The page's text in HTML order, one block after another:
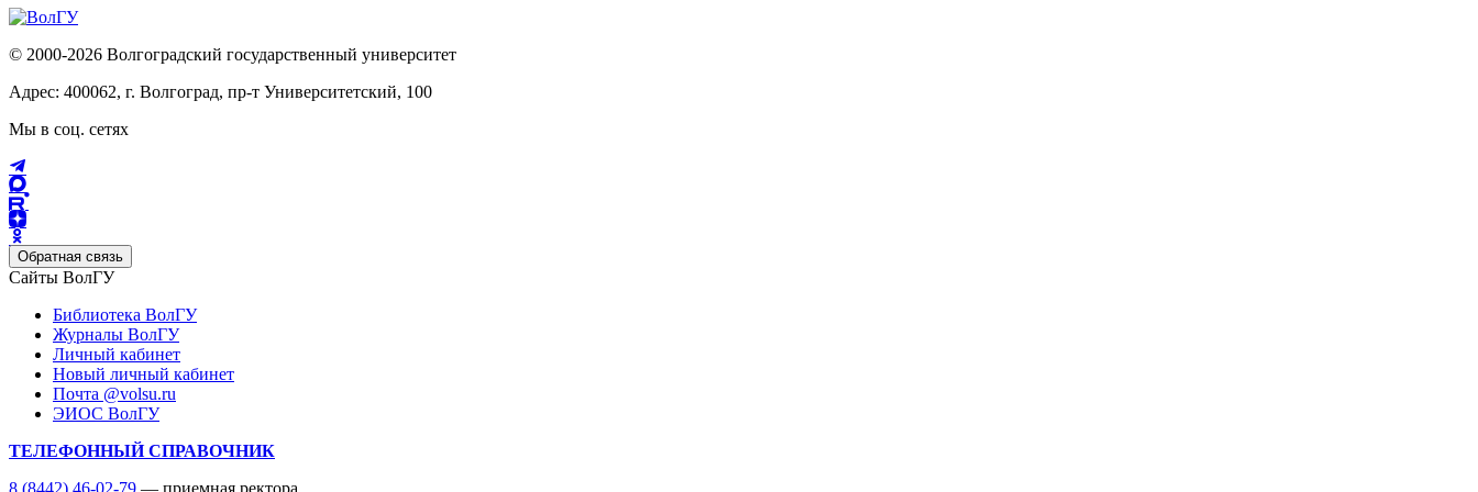
© 2000-2026 Волгоградский государственный университет
Адрес: 400062, г. Волгоград, пр-т Университетский, 100
Мы в соц. сетях
Обратная связь
Сайты ВолГУ
Библиотека ВолГУ
Журналы ВолГУ
Личный кабинет
Новый личный кабинет
Почта @volsu.ru
ЭИОС ВолГУ
ТЕЛЕФОННЫЙ СПРАВОЧНИК
8 (8442) 46-02-79 — приемная ректора,